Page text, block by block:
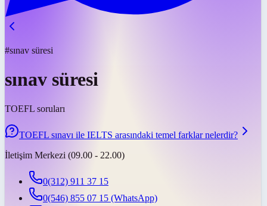
#sınav süresi
sınav süresi
TOEFL soruları
TOEFL sınavı ile IELTS arasındaki temel farklar nelerdir?
İletişim Merkezi (09.00 - 22.00)
0(312) 911 37 15
0(546) 855 07 15 (WhatsApp)